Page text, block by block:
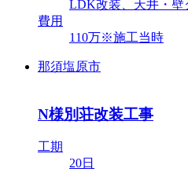
LDK改装、天井・壁
費用
110万※施工当時
那須塩原市
N様別荘改装工事
工期
20日